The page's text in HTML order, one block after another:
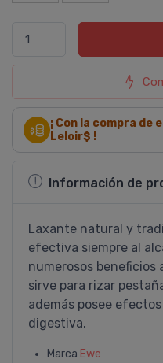
¡ Con la compra
Leloir$ !
Información de
Laxante natural y
efectiva siempre al
numerosos beneficios
sirve para rizar
además posee
digestiva.
Marca Ewe